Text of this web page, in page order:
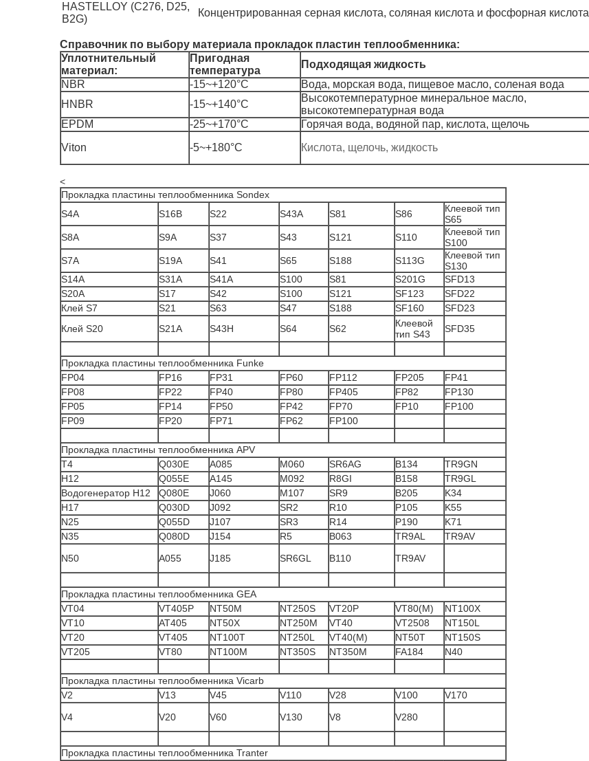
HASTELLOY (C276, D25,
B2G)
Концентрированная серная кислота, соляная кислота и фосфорная кислота
Справочник по выбору материала прокладок пластин теплообменника:
Уплотнительный
материал:
Пригодная
температура
Подходящая жидкость
NBR
-15~+120°C
Вода, морская вода, пищевое масло, соленая вода
HNBR
-15~+140°C
Высокотемпературное минеральное масло,
высокотемпературная вода
EPDM
-25~+170°C
Горячая вода, водяной пар, кислота, щелочь
Viton
-5~+180°C Кислота, щелочь, жидкость
<
Прокладка пластины теплообменника Sondex
S4A
S16B S22 S43A S81 S86
Клеевой тип
S65
S8A
S9A S37 S43 S121 S110
Клеевой тип
S100
S7A
S19A S41 S65 S188 S113G
Клеевой тип
S130
S14A
S31A S41A S100 S81 S201G
SFD13
S20A
S17 S42 S100 S121 SF123
SFD22
Клей S7
S21 S63 S47 S188 SF160
SFD23
Клей S20
S21A S43H S64 S62
Клеевой
тип S43
SFD35
Прокладка пластины теплообменника Funke
FP04
FP16 FP31 FP60 FP112 FP205
FP41
FP08
FP22 FP40 FP80 FP405 FP82
FP130
FP05
FP14 FP50 FP42 FP70 FP10
FP100
FP09
FP20 FP71 FP62 FP100
Прокладка пластины теплообменника APV
T4
Q030E A085 M060 SR6AG B134
TR9GN
H12
Q055E A145 M092 R8GI B158
TR9GL
Водогенератор H12
Q080E J060 M107 SR9 B205
K34
H17
Q030D J092 SR2 R10 P105
K55
N25
Q055D J107 SR3 R14 P190
K71
N35
Q080D J154 R5 B063 TR9AL
TR9AV
N50
A055 J185 SR6GL B110 TR9AV
Прокладка пластины теплообменника GEA
VT04
VT405P NT50M NT250S VT20P VT80(M)
NT100X
VT10
AT405 NT50X NT250M VT40 VT2508
NT150L
VT20
VT405 NT100T NT250L VT40(M) NT50T
NT150S
VT205
VT80 NT100M NT350S NT350M FA184 N40
Прокладка пластины теплообменника Vicarb
V2
V13 V45 V110 V28 V100
V170
V4
V20 V60 V130 V8 V280
Прокладка пластины теплообменника Tranter